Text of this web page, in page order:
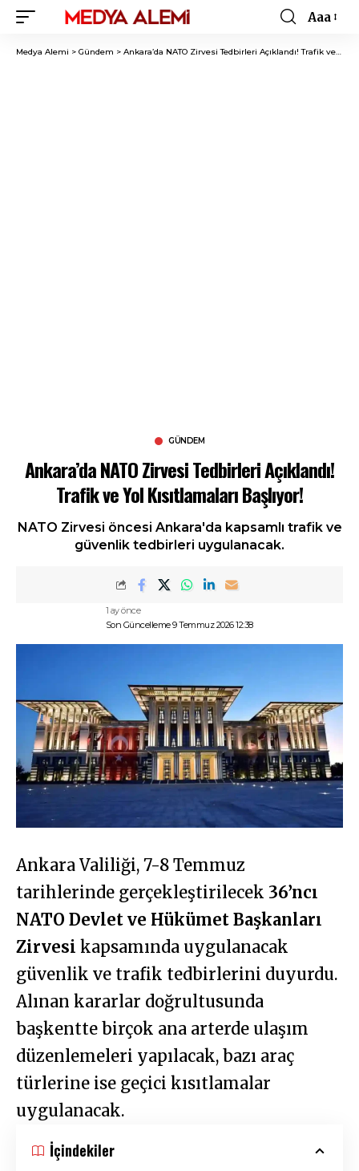
Font
Resizer
Aaa
Medya Alemi > Gündem > Ankara’da NATO Zirvesi Tedbirleri Açıklandı! Trafik ve Yol Kısıtlamaları Başlıyor!
GÜNDEM
Ankara’da NATO Zirvesi Tedbirleri Açıklandı!
Trafik ve Yol Kısıtlamaları Başlıyor!
NATO Zirvesi öncesi Ankara'da kapsamlı trafik ve
güvenlik tedbirleri uygulanacak.
Son Güncelleme 9 Temmuz 2026 12:38
1 ay önce
Ankara Valiliği, 7-8 Temmuz
tarihlerinde gerçekleştirilecek 36’ncı
NATO Devlet ve Hükümet Başkanları
Zirvesi kapsamında uygulanacak
güvenlik ve trafik tedbirlerini duyurdu.
Alınan kararlar doğrultusunda
başkentte birçok ana arterde ulaşım
düzenlemeleri yapılacak, bazı araç
türlerine ise geçici kısıtlamalar
uygulanacak.
İçindekiler